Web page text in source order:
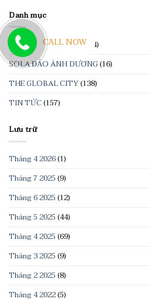
Danh mục
LUMIERE MIDTOWN(44)
SOLA ĐẢO ÁNH DƯƠNG(16)
THE GLOBAL CITY(138)
TIN TỨC(157)
Lưu trữ
Tháng 4 2026(1)
Tháng 7 2025(9)
Tháng 6 2025(12)
Tháng 5 2025(44)
Tháng 4 2025(69)
Tháng 3 2025(9)
Tháng 2 2025(8)
Tháng 4 2022(5)
CALL NOW